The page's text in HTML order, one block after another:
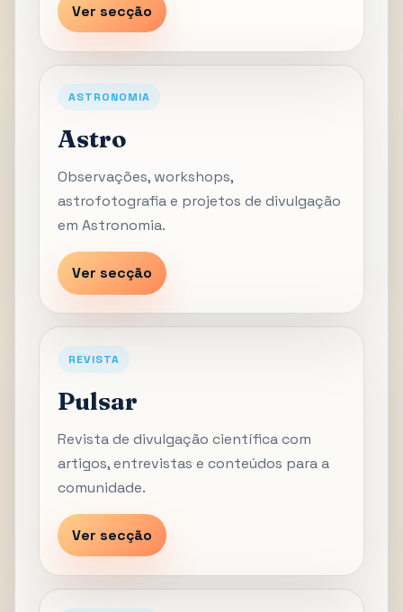
Ver secção
ASTRONOMIA
Astro
Observações, workshops,
astrofotografia e projetos de divulgação
em Astronomia.
Ver secção
REVISTA
Pulsar
Revista de divulgação científica com
artigos, entrevistas e conteúdos para a
comunidade.
Ver secção